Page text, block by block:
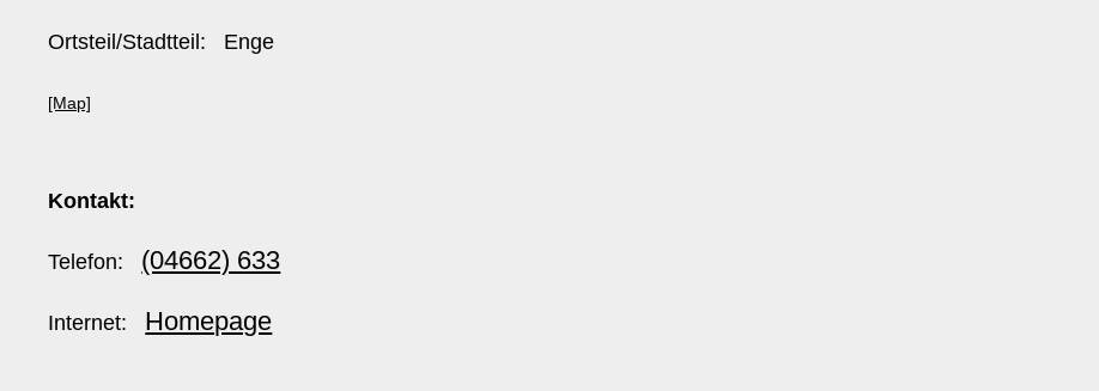
Ortsteil/Stadtteil: Enge
[Map]
Kontakt:
Telefon: (04662) 633
Internet: Homepage